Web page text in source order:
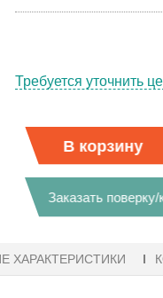
Требуется уточнить
В корзину
Заказать
ХАРАКТЕРИСТИКИ